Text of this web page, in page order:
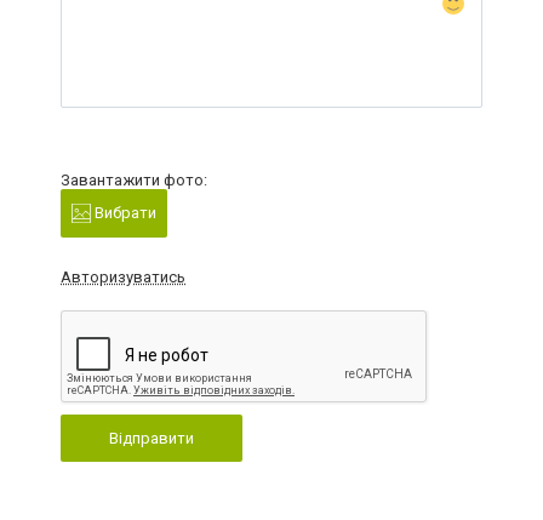
Завантажити фото:
Вибрати
Авторизуватись
Відправити